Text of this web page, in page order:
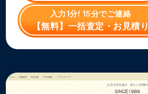
入力1分! 15分でご連絡
【無料】一括査定・お見積り